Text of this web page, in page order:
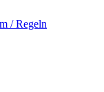
/ Regeln